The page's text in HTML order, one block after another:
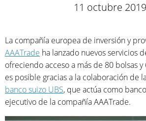
11 octubre 2019
La compañía europea de inversión y
AAATrade ha lanzado nuevos servicios
ofreciendo acceso a más de 80 bolsas y
es posible gracias a la colaboración de
banco suizo UBS, que actúa como
ejecutivo de la compañía AAATrade.